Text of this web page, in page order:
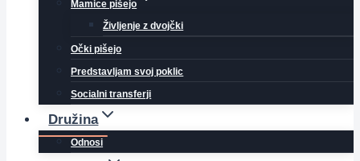
Mamice pišejo
Življenje z dvojčki
Očki pišejo
Predstavljam svoj poklic
Socialni transferji
Družina
Odnosi